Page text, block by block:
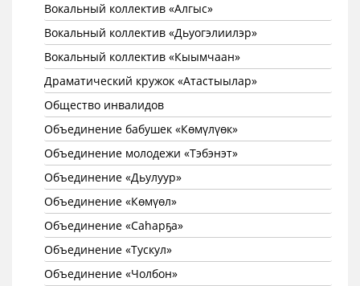
Вокальный коллектив «Алгыс»
Вокальный коллектив «Дьуогэлиилэр»
Вокальный коллектив «Кыымчаан»
Драматический кружок «Атастыылар»
Общество инвалидов
Объединение бабушек «Көмүлүөк»
Объединение молодежи «Тэбэнэт»
Объединение «Дьулуур»
Объединение «Көмүөл»
Объединение «Саhарҕа»
Объединение «Тускул»
Объединение «Чолбон»